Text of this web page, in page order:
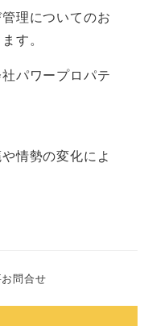
理についてのお
す。
パワープロパテ
情勢の変化によ
お問合せ